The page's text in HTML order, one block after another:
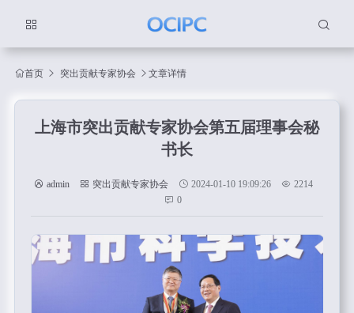
首页 突出贡献专家协会 文章详情
上海市突出贡献专家协会第五届理事会秘
书长
admin 突出贡献专家协会 2024-01-10 19:09:26
2214
0